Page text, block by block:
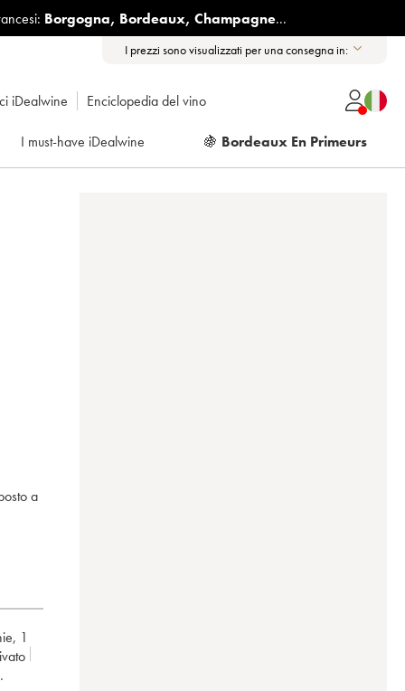
Borgogna, Bordeaux, Champagne...
I prezzi sono visualizzati per una consegna in:
iDealwine Enciclopedia del vino
I must-have iDealwine 🍇 Bordeaux En Primeurs
a
, 1